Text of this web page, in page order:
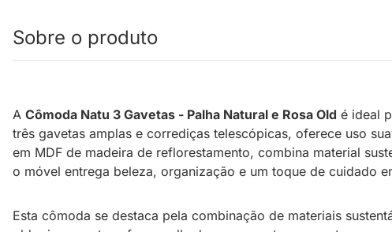
Sobre o produto
A Cômoda Natu 3 Gavetas - Palha Natural e Rosa Old é ideal
três gavetas amplas e corrediças telescópicas, oferece uso
em MDF de madeira de reflorestamento, combina material
o móvel entrega beleza, organização e um toque de cuidado
Esta cômoda se destaca pela combinação de materiais